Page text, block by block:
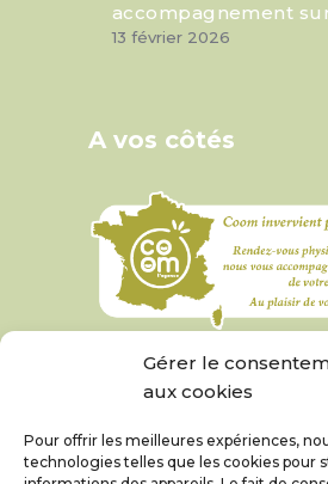
Gérer le
aux cookies
Pour offrir les meilleures expériences,
technologies telles que les cookies pour
accompagnement
13 février 2026
A vos côtés